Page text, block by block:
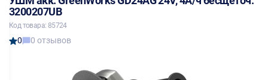
3200207UB
Код товара: 85724
0 0 отзывов